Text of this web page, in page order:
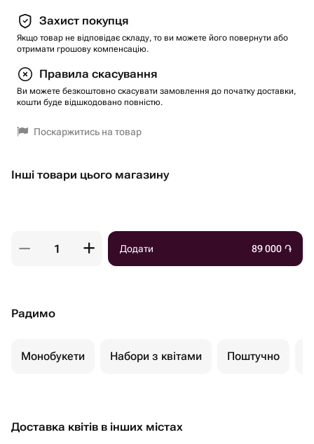
Захист покупця
Якщо товар не відповідає складу, то ви можете його повернути або
отримати грошову компенсацію.
Правила скасування
Ви можете безкоштовно скасувати замовлення до початку доставки,
кошти буде відшкодовано повністю.
Поскаржитись на товар
Інші товари цього магазину
Додати 89 000 ֏
Радимо
Монобукети Набори з квітами Поштучно
Доставка квітів в інших містах